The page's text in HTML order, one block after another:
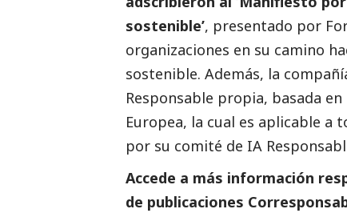
sostenible’, presentado por
organizaciones en su camino
sostenible. Además, la
Responsable propia, basada
Europea, la cual es aplicable a
por su comité de IA
Accede a más información
de publicaciones